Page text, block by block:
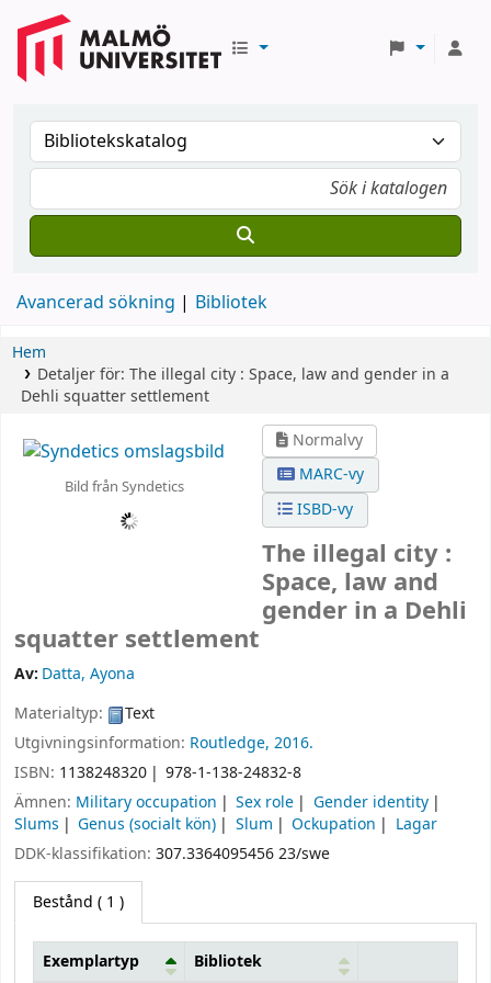
Avancerad sökning Bibliotek
Hem
Detaljer för: The illegal city : Space, law and gender in a
Dehli squatter settlement
Bild från Syndetics
Normalvy
MARC-vy
ISBD-vy
The illegal city :
Space, law and
gender in a Dehli
squatter settlement
Av: Datta, Ayona
Materialtyp:
Text
Utgivningsinformation: Routledge, 2016.
ISBN: 1138248320
978-1-138-24832-8
Ämnen: Military occupation Sex role
Gender identity
Slums
Genus (socialt kön) Slum Ockupation
Lagar
DDK-klassifikation: 307.3364095456 23/swe
Bestånd ( 1 )
Exemplartyp Bibliotek